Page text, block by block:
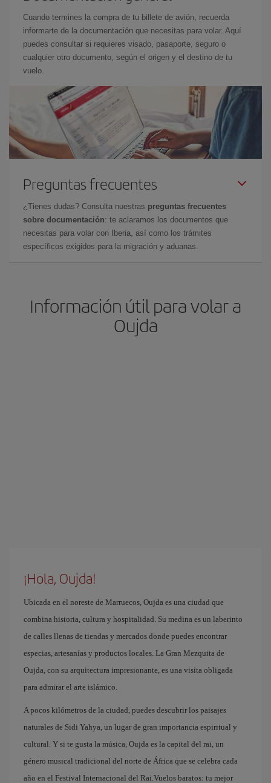
Cuando termines la compra de tu billete de avión, recuerda
informarte de la documentación que necesitas para volar. Aquí
puedes consultar si requieres visado, pasaporte, seguro o
cualquier otro documento, según el origen y el destino de tu
vuelo.
Preguntas frecuentes
¿Tienes dudas? Consulta nuestras preguntas frecuentes
sobre documentación: te aclaramos los documentos que
necesitas para volar con Iberia, así como los trámites
específicos exigidos para la migración y aduanas.
Información útil para volar a
Oujda
¡Hola, Oujda!
Ubicada en el noreste de Marruecos, Oujda es una ciudad que
combina historia, cultura y hospitalidad. Su medina es un laberinto
de calles llenas de tiendas y mercados donde puedes encontrar
especias, artesanías y productos locales. La Gran Mezquita de
Oujda, con su arquitectura impresionante, es una visita obligada
para admirar el arte islámico.
A pocos kilómetros de la ciudad, puedes descubrir los paisajes
naturales de Sidi Yahya, un lugar de gran importancia espiritual y
cultural. Y si te gusta la música, Oujda es la capital del rai, un
género musical tradicional del norte de África que se celebra cada
año en el Festival Internacional del Rai.Vuelos baratos: tu mejor